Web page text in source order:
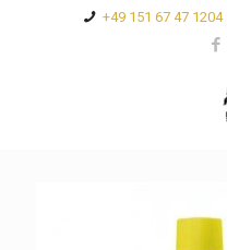
+49 151 67 47 1204